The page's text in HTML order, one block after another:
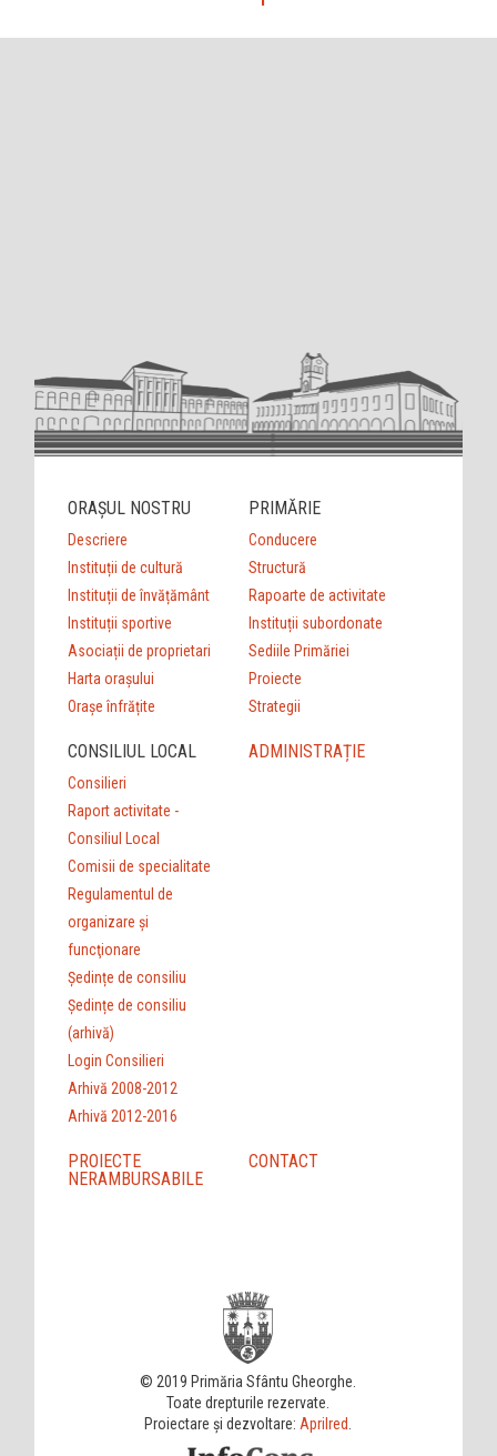
ORAȘUL NOSTRU
Descriere
Instituții de cultură
Instituții de învățământ
Instituții sportive
Asociații de proprietari
Harta orașului
Orașe înfrățite
PRIMĂRIE
Conducere
Structură
Rapoarte de activitate
Instituții subordonate
Sediile Primăriei
Proiecte
Strategii
CONSILIUL LOCAL
Consilieri
Raport activitate -
Consiliul Local
Comisii de specialitate
Regulamentul de
organizare şi
funcţionare
Ședințe de consiliu
Ședințe de consiliu
(arhivă)
Login Consilieri
Arhivă 2008-2012
Arhivă 2012-2016
ADMINISTRAȚIE
PROIECTE
NERAMBURSABILE
CONTACT
© 2019 Primăria Sfântu Gheorghe.
Toate drepturile rezervate.
Proiectare și dezvoltare: Aprilred